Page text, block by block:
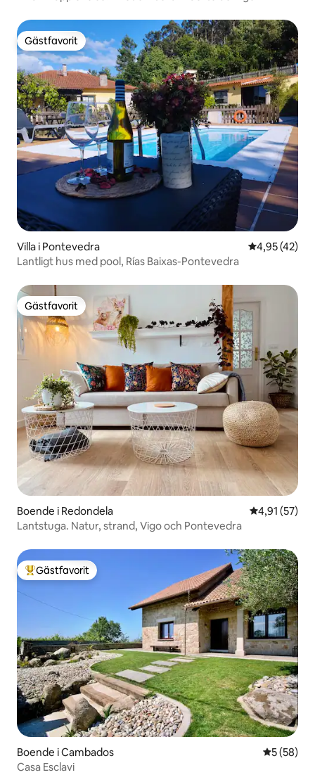
Gästfavorit
Gästfavorit
Villa i Pontevedra 4,95 av 5 i
4,95 (42)
Lantligt hus med pool, Rías Baixas-Pontevedra
Gästfavorit
Gästfavorit
Boende i Redondela 4,91 av 5 i
4,91 (57)
Lantstuga. Natur, strand, Vigo och Pontevedra
Populär gästfavorit
Gästfavorit
Boende i Cambados 5 av 5 i
5 (58)
Casa Esclavi